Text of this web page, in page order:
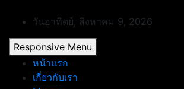
content
วันอาทิตย์, สิงหาคม 9, 2026
Responsive Menu
หน้าแรก
เกี่ยวกับเรา